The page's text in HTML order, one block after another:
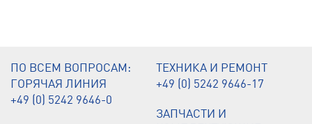
ПО ВСЕМ ВОПРОСАМ:
ГОРЯЧАЯ ЛИНИЯ
+49 (0) 5242 9646-0
ТЕХНИКА И РЕМОНТ
+49 (0) 5242 9646-17
ЗАПЧАСТИ И